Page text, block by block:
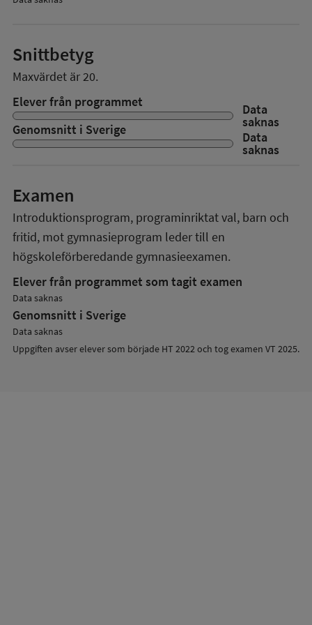
Snittbetyg
Maxvärdet är 20.
Elever från programmet
Data
saknas
Genomsnitt i Sverige Data
saknas
Examen
Introduktionsprogram, programinriktat val, barn och
fritid, mot gymnasieprogram leder till en
högskoleförberedande gymnasieexamen.
Elever från programmet som tagit examen
Data saknas
Genomsnitt i Sverige
Data saknas
Uppgiften avser elever som började HT 2022 och tog examen VT 2025.